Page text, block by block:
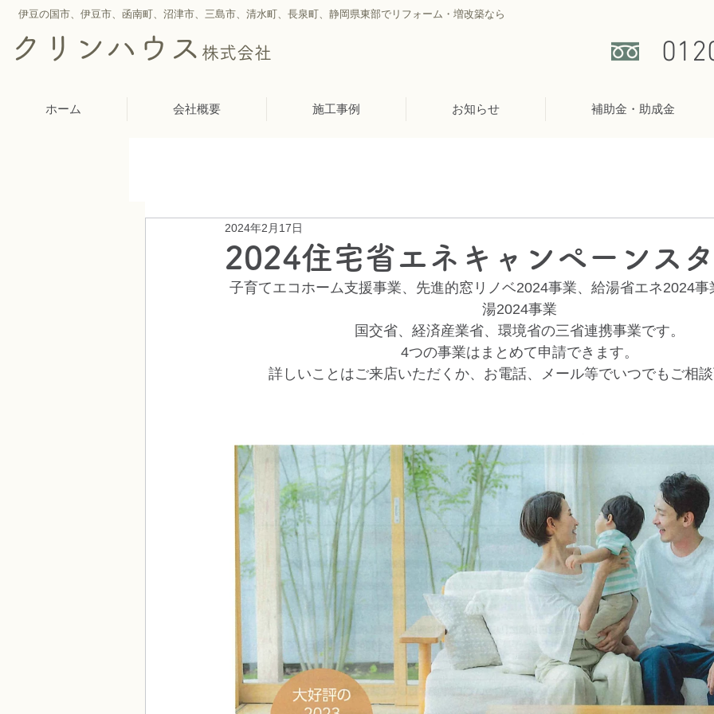
伊豆の国市、伊豆市、函南町、沼津市、三島市、 清水町、 長泉町、静岡県東部でリフォーム・増改築なら
クリンハウス 株式会社
ホーム 会社概要 施工事例 お知らせ 補助金・助成金
2024住宅省エネキャンペーンス
2024年2月17日
子育てエコホーム支援事業、先進的窓リノベ2024事業、給湯省エネ2024
湯2024事業
国交省、経済産業省、環境省の三省連携事業です。
4つの事業はまとめて申請できます。
詳しいことはご来店いただくか、お電話、メール等でいつでもご相